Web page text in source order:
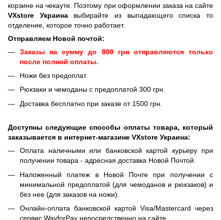
корзине на чекауте. Поэтому при оформлении заказа на сайте
VXstore Украинавыбирайте из выпадающего списка то
отделение, которое точно работает.
Отправляем Новой почтой:
Заказы на сумму до 800 грн отправляются только
после полной оплаты.
Ножи без предоплат.
Рюкзаки и чемоданы с предоплатой 300 грн.
Доставка бесплатно при заказе от 1500 грн.
Доступны следующие способы оплаты товара, который
заказывается в интернет-магазине VXstore Украина:
Оплата наличными или банковской картой курьеру при
получении товара - адресная доставка Новой Почтой.
Наложенный платеж в Новой Почте при получении с
минимальной предоплатой (для чемоданов и рюкзаков) и
без нее (для заказов на ножи).
Онлайн-оплата банковской картой Visa/Mastercard через
сервис WayforPay непосредственно на сайте.